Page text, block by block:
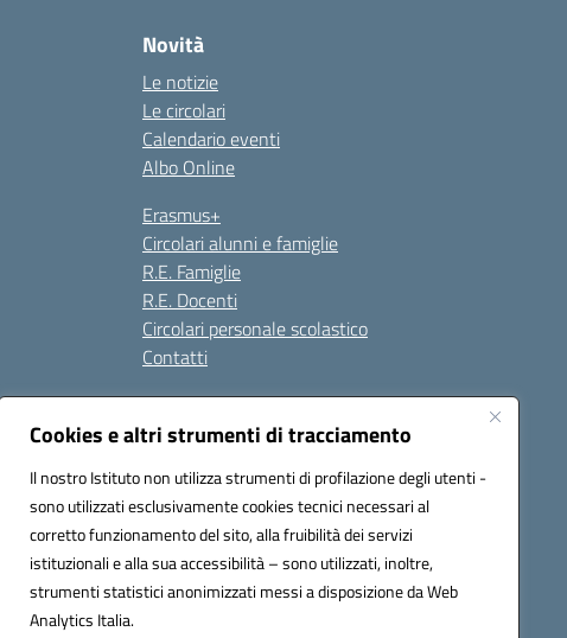
Cookies e altri strumenti di tracciamento
Il nostro Istituto non utilizza strumenti di profilazione degli utenti -
sono utilizzati esclusivamente cookies tecnici necessari al
corretto funzionamento del sito, alla fruibilità dei servizi
istituzionali e alla sua accessibilità – sono utilizzati, inoltre,
strumenti statistici anonimizzati messi a disposizione da Web
Analytics Italia.
Novità
Le notizie
Le circolari
Calendario eventi
Albo Online
Erasmus+
Circolari alunni e famiglie
R.E. Famiglie
R.E. Docenti
Circolari personale scolastico
Contatti
Seguici su: